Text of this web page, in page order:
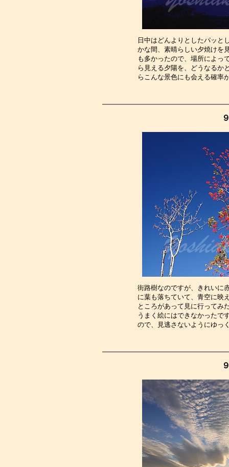
日中はどんよりとしたパッと
かな間、素晴らしい夕焼けを
も多かったので、場所によっ
ら見える夕陽を、どうなるか
らこんな景色にも会える確
街路樹なのですが、きれいに
に葉も落ちていて、青空に映
ところがあって見に行ってみ
うまく絵にはできなかったで
ので、見逃さないよう